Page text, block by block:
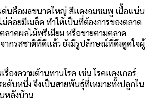
นคือผลขนาดใหญ่ สีแดงอมชมพู เนื้อแน่น
ค่อยมีเมล็ด ทำให้เป็นที่ต้องการของตลาด
ลาดผลไม้พรีเมียม หรือขายตามตลาด
ากรสชาติที่ดีแล้ว ยังมีรูปลักษณ์ที่ดึงดูดใจผู้
องความต้านทานโรค เช่น โรคแคงเกอร์
ะดับหนึ่ง จึงเป็นสายพันธุ์ที่เหมาะทั้งปลูกใน
หลังบ้าน